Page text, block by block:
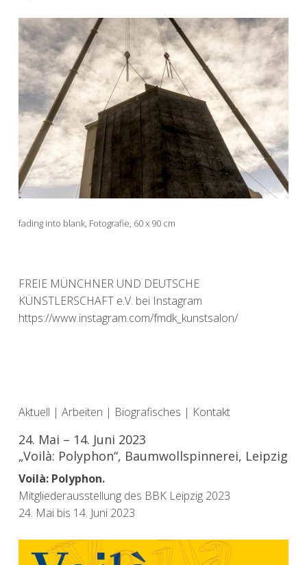
fading into blank, Fotografie, 60 x 90 cm
FREIE MÜNCHNER UND DEUTSCHE
KÜNSTLERSCHAFT e.V. bei Instagram
https://www.instagram.com/fmdk_kunstsalon/
Aktuell | Arbeiten | Biografisches | Kontakt
24. Mai – 14. Juni 2023
„Voilà: Polyphon“, Baumwollspinnerei, Leipzig
Voilà: Polyphon.
Mitgliederausstellung des BBK Leipzig 2023
24. Mai bis 14. Juni 2023